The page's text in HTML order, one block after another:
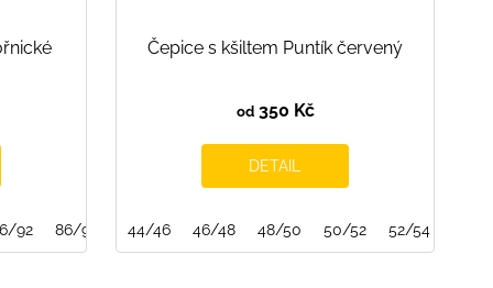
CORAL PINK BLUEBERRY BERRY SMOOTHIE WILD CHERRY
92 86/92/98
Čepice s kšiltem Puntík červený
od350 Kč
DETAIL
44/46 46/48 48/50 50/52 52/54